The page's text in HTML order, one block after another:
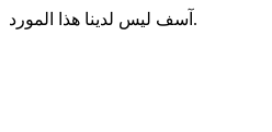
آسف ليس لدينا هذا المورد.